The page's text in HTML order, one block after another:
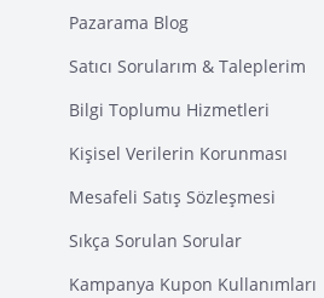
Pazarama Blog
Satıcı Sorularım & Taleplerim
Bilgi Toplumu Hizmetleri
Kişisel Verilerin Korunması
Mesafeli Satış Sözleşmesi
Sıkça Sorulan Sorular
Kampanya Kupon Kullanımları